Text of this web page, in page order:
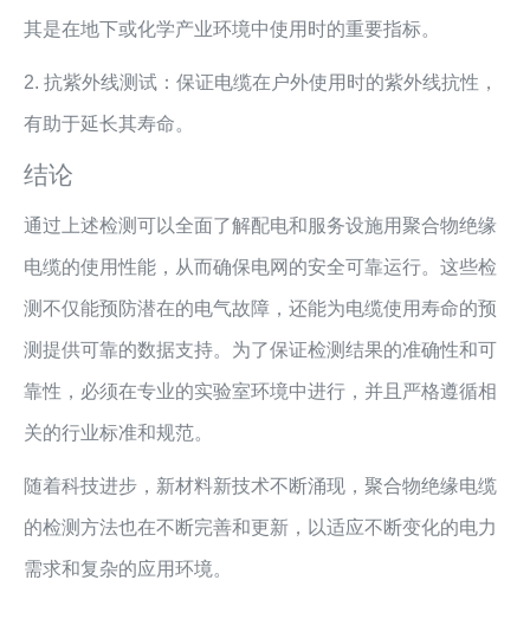
其是在地下或化学产业环境中使用时的重要指标。
2. 抗紫外线测试：保证电缆在户外使用时的紫外线抗性，
有助于延长其寿命。
结论
通过上述检测可以全面了解配电和服务设施用聚合物绝缘
电缆的使用性能，从而确保电网的安全可靠运行。这些检
测不仅能预防潜在的电气故障，还能为电缆使用寿命的预
测提供可靠的数据支持。为了保证检测结果的准确性和可
靠性，必须在专业的实验室环境中进行，并且严格遵循相
关的行业标准和规范。
随着科技进步，新材料新技术不断涌现，聚合物绝缘电缆
的检测方法也在不断完善和更新，以适应不断变化的电力
需求和复杂的应用环境。